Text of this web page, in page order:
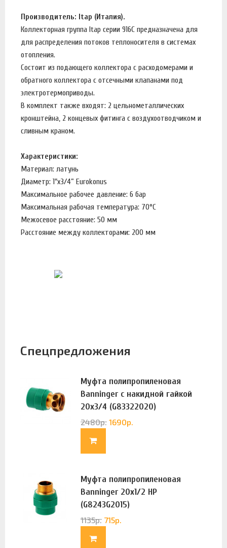
Производитель: Itap (Италия).
Коллекторная группа Itap серии 916C предназначена для
для распределения потоков теплоносителя в системах
отопления.
Состоит из подающего коллектора с расходомерами и
обратного коллектора с отсечными клапанами под
электротермоприводы.
В комплект также входят: 2 цельнометаллических
кронштейна, 2 концевых фитинга с воздухоотводчиком и
сливным краном.
Характеристики:
Материал: латунь
Диаметр: 1"х3/4” Eurokonus
Максимальное рабочее давление: 6 бар
Максимальная рабочая температура: 70°С
Межосевое расстояние: 50 мм
Расстояние между коллекторами: 200 мм
Спецпредложения
Муфта полипропиленовая
Banninger с накидной гайкой
20х3/4 (G83322020)
2480р. 1690р.
Муфта полипропиленовая
Banninger 20х1/2 НР
(G8243G2015)
1135р. 715р.